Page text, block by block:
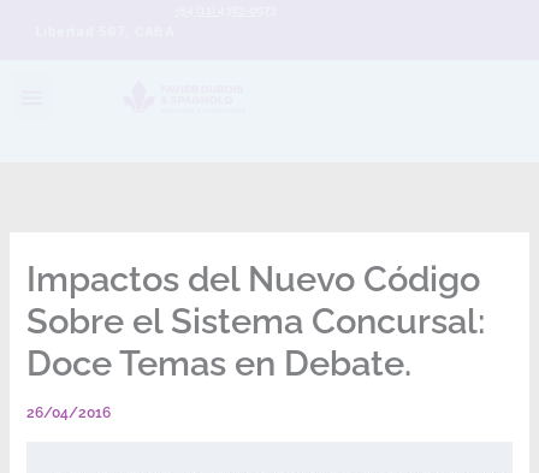
Impactos del Nuevo Código
Sobre el Sistema Concursal:
Doce Temas en Debate.
26/04/2016